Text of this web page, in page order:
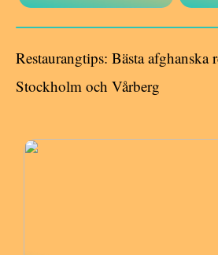
Restaurangtips: Bästa afghanska
Stockholm och Vårberg